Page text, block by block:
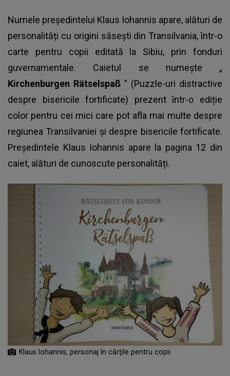
Numele preşedintelui Klaus Iohannis apare, alături de
personalităţi cu origini săseşti din Transilvania, într-o
carte pentru copii editată la Sibiu, prin fonduri
guvernamentale. Caietul se numește „
Kirchenburgen Rätselspaß ” (Puzzle-uri distractive
despre bisericile fortificate) prezent într-o ediție
color pentru cei mici care pot afla mai multe despre
regiunea Transilvaniei şi despre bisericile fortificate.
Președintele Klaus Iohannis apare la pagina 12 din
caiet, alături de cunoscute personalități.
Klaus Iohannis, personaj în cărţile pentru copii